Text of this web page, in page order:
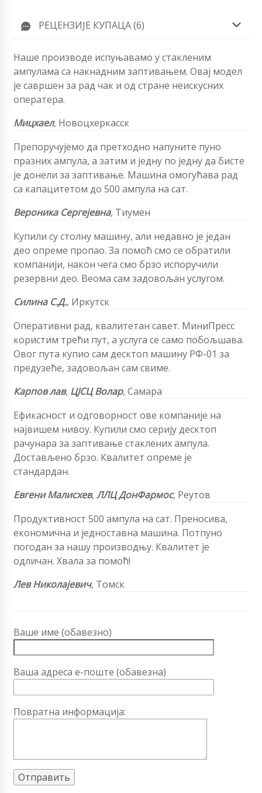
РЕЦЕНЗИЈЕ КУПАЦА (6)
Наше производе испуњавамо у стакленим
ампулама са накнадним заптивањем. Овај модел
је савршен за рад чак и од стране неискусних
оператера.
Мицхаел, Новоцхеркасск
Препоручујемо да претходно напуните пуно
празних ампула, а затим и једну по једну да бисте
је донели за заптивање. Машина омогућава рад
са капацитетом до 500 ампула на сат.
Вероника Сергејевна, Тиумен
Купили су столну машину, али недавно је један
део опреме пропао. За помоћ смо се обратили
компанији, након чега смо брзо испоручили
резервни део. Веома сам задовољан услугом.
Силина С.Д., Иркутск
Оперативни рад, квалитетан савет. МиниПресс
користим трећи пут, а услуга се само побољшава.
Овог пута купио сам десктоп машину РФ-01 за
предузеће, задовољан сам свиме.
Карповлав, ЦЈСЦ Волар, Самара
Ефикасност и одговорност ове компаније на
највишем нивоу. Купили смо серију десктоп
рачунара за заптивање стаклених ампула.
Достављено брзо. Квалитет опреме је
стандардан.
Евгени Малисхев, ЛЛЦ ДонФармос, Реутов
Продуктивност 500 ампула на сат. Преносива,
економична и једноставна машина. Потпуно
погодан за нашу производњу. Квалитет је
одличан. Хвала за помоћ!
Лев Николајевич, Томск
Ваше име (обавезно)
Ваша адреса е-поште (обавезна)
Повратна информација: